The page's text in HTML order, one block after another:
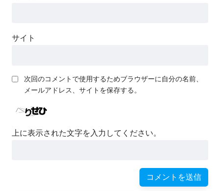
サイト
次回のコメントで使用するためブラウザーに自分の名前、
メールアドレス、サイトを保存する。
上に表示された文字を入力してください。